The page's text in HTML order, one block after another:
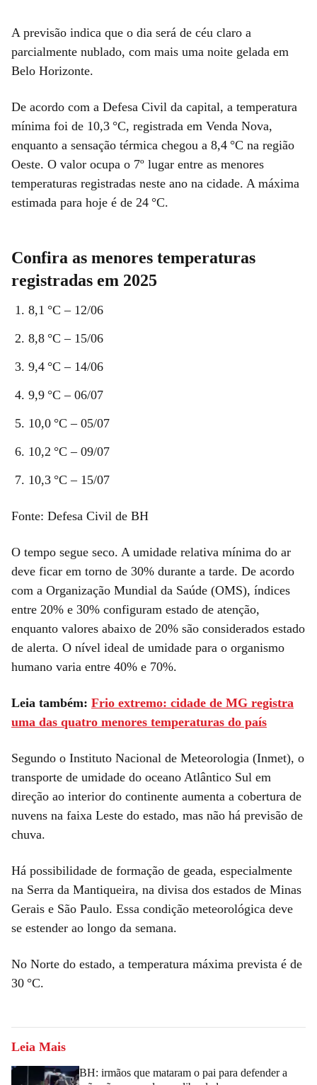
A previsão indica que o dia será de céu claro a
parcialmente nublado, com mais uma noite gelada em
Belo Horizonte.
De acordo com a Defesa Civil da capital, a temperatura
mínima foi de 10,3 °C, registrada em Venda Nova,
enquanto a sensação térmica chegou a 8,4 °C na região
Oeste. O valor ocupa o 7º lugar entre as menores
temperaturas registradas neste ano na cidade. A máxima
estimada para hoje é de 24 °C.
Confira as menores temperaturas
registradas em 2025
8,1 °C – 12/06
8,8 °C – 15/06
9,4 °C – 14/06
9,9 °C – 06/07
10,0 °C – 05/07
10,2 °C – 09/07
10,3 °C – 15/07
Fonte: Defesa Civil de BH
O tempo segue seco. A umidade relativa mínima do ar
deve ficar em torno de 30% durante a tarde. De acordo
com a Organização Mundial da Saúde (OMS), índices
entre 20% e 30% configuram estado de atenção,
enquanto valores abaixo de 20% são considerados estado
de alerta. O nível ideal de umidade para o organismo
humano varia entre 40% e 70%.
Leia também: Frio extremo: cidade de MG registra
uma das quatro menores temperaturas do país
Segundo o Instituto Nacional de Meteorologia (Inmet), o
transporte de umidade do oceano Atlântico Sul em
direção ao interior do continente aumenta a cobertura de
nuvens na faixa Leste do estado, mas não há previsão de
chuva.
Há possibilidade de formação de geada, especialmente
na Serra da Mantiqueira, na divisa dos estados de Minas
Gerais e São Paulo. Essa condição meteorológica deve
se estender ao longo da semana.
No Norte do estado, a temperatura máxima prevista é de
30 °C.
Leia Mais
BH: irmãos que mataram o pai para defender a